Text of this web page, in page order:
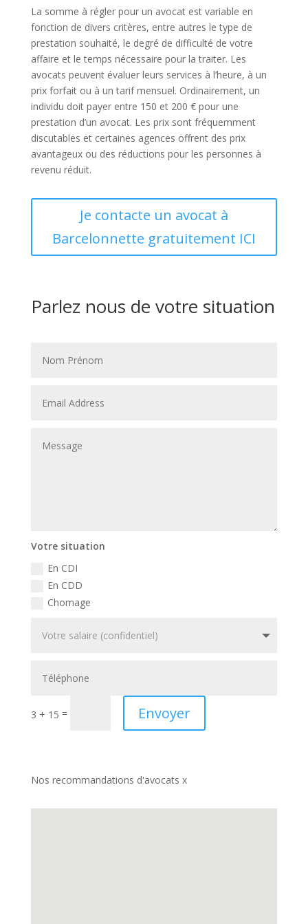
La somme à régler pour un avocat est variable en
fonction de divers critères, entre autres le type de
prestation souhaité, le degré de difficulté de votre
affaire et le temps nécessaire pour la traiter. Les
avocats peuvent évaluer leurs services à l’heure, à un
prix forfait ou à un tarif mensuel. Ordinairement, un
individu doit payer entre 150 et 200 € pour une
prestation d’un avocat. Les prix sont fréquemment
discutables et certaines agences offrent des prix
avantageux ou des réductions pour les personnes à
revenu réduit.
Je contacte un avocat à
Barcelonnette gratuitement ICI
Parlez nous de votre situation
Votre situation
En CDI
En CDD
Chomage
3 + 15 = Envoyer
Nos recommandations d'avocats x